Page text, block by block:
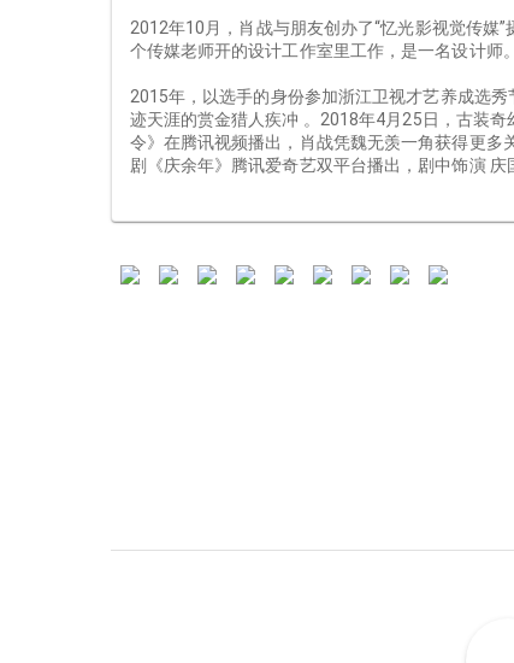
2012年10月，肖战与朋友创办了“忆光影视觉传媒
个传媒老师开的设计工作室里工作，是一名设计师。
2015年，以选手的身份参加浙江卫视才艺养成选
迹天涯的赏金猎人疾冲 。2018年4月25日，古装
令》在腾讯视频播出，肖战凭魏无羡一角获得更多
剧《庆余年》腾讯爱奇艺双平台播出，剧中饰演 庆